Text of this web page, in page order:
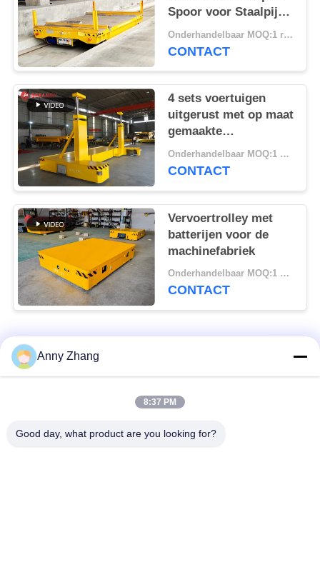
Spoor voor Staalpijp
Behandeling
Onderhandelbaar MOQ:1 reeks/reeksen
CONTACT
4 sets voertuigen
uitgerust met op maat
gemaakte
spoorvervoerswagens
handhanger
Onderhandelbaar MOQ:1 set/sets
CONTACT
Vervoertrolley met
batterijen voor de
machinefabriek
Onderhandelbaar MOQ:1 Set/sets
CONTACT
populaire categorieën
ongebaande
Anny Zhang
8:37 PM
Good day, what product are you looking for?